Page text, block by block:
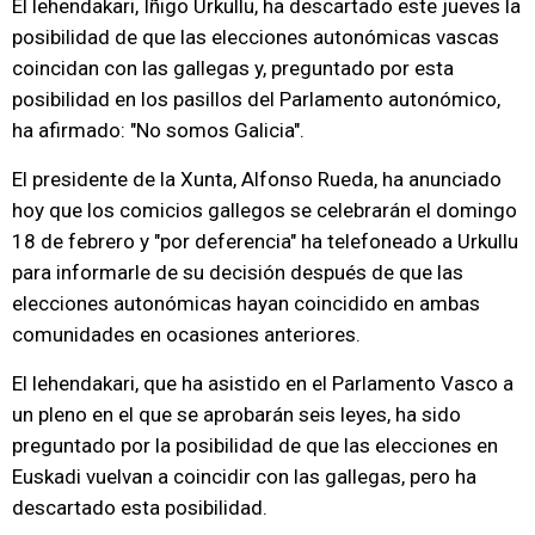
El lehendakari, Iñigo Urkullu, ha descartado este jueves la
posibilidad de que las elecciones autonómicas vascas
coincidan con las gallegas y, preguntado por esta
posibilidad en los pasillos del Parlamento autonómico,
ha afirmado: "No somos Galicia".
El presidente de la Xunta, Alfonso Rueda, ha anunciado
hoy que los comicios gallegos se celebrarán el domingo
18 de febrero y "por deferencia" ha telefoneado a Urkullu
para informarle de su decisión después de que las
elecciones autonómicas hayan coincidido en ambas
comunidades en ocasiones anteriores.
El lehendakari, que ha asistido en el Parlamento Vasco a
un pleno en el que se aprobarán seis leyes, ha sido
preguntado por la posibilidad de que las elecciones en
Euskadi vuelvan a coincidir con las gallegas, pero ha
descartado esta posibilidad.